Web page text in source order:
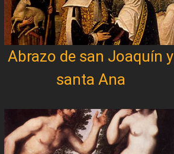
Abrazo de san Joaquín y
santa Ana